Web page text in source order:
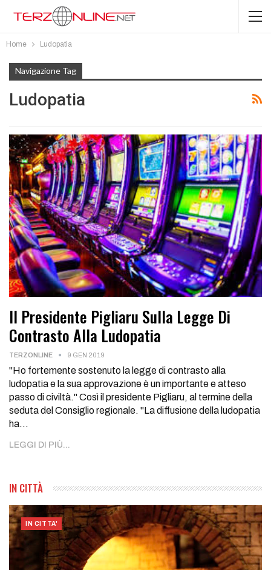
Home Ludopatia
Navigazione Tag
Ludopatia
Il Presidente Pigliaru Sulla Legge Di
Contrasto Alla Ludopatia
TERZONLINE 9 GEN 2019
"Ho fortemente sostenuto la legge di contrasto alla
ludopatia e la sua approvazione è un importante e atteso
passo di civiltà." Così il presidente Pigliaru, al termine della
seduta del Consiglio regionale. "La diffusione della ludopatia
ha…
LEGGI DI PIÙ...
IN CITTÀ
IN CITTA'